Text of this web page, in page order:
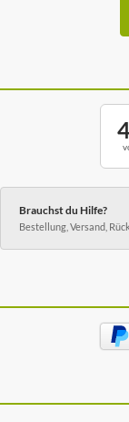
Brauchst du Hilfe?
Bestellung, Versand,